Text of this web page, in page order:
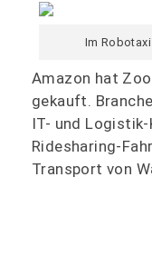
Im
Amazon hat
gekauft.
IT- und
Ridesharing-
Transport von